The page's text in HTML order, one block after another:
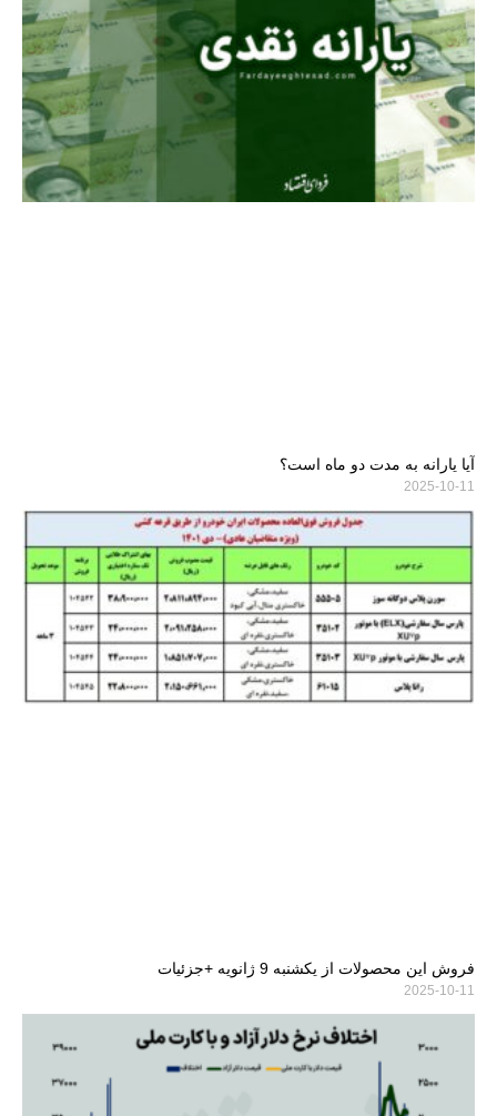
آیا یارانه به مدت دو ماه است؟
2025-10-11
فروش این محصولات از یکشنبه 9 ژانویه +جزئیات
2025-10-11